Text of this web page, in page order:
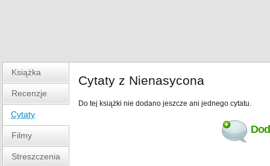
Książka
Recenzje
Cytaty
Filmy
Streszczenia
Cytaty z Nienasycona
Do tej książki nie dodano jeszcze ani jednego cytatu.